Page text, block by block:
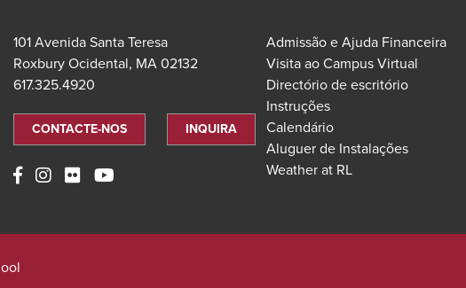
101 Avenida Santa Teresa
Roxbury Ocidental, MA 02132
617.325.4920
CONTACTE-NOS INQUIRA
Admissão e Ajuda Financeira
Visita ao Campus Virtual
Directório de escritório
Instruções
Calendário
Aluguer de Instalações
Weather at RL